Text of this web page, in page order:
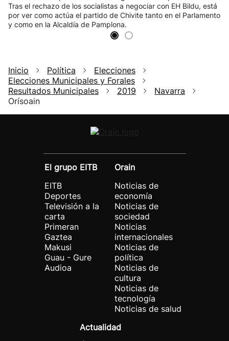
Tras el rechazo de los socialistas a negociar con EH Bildu, está
por ver como actúa el partido de Chivite tanto en el Parlamento
y como en la Alcaldía de Pamplona.
Inicio Política
Elecciones
Elecciones Municipales y Forales
Resultados Municipales
2019
Navarra
Orísoain
El grupo EITB
EITB
Deportes
Televisión a la
carta
Primeran
Gaztea
Makusi
Guau - Gure
Audioa
Orain
Noticias de
economía
Noticias de
sociedad
Noticias
internacionales
Noticias de
política
Noticias de
cultura
Noticias de
tecnología
Noticias de salud
Actualidad